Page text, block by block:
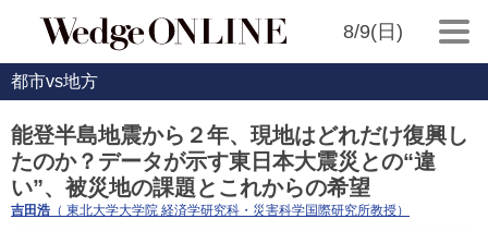
8/9(日)
都市vs地方
能登半島地震から２年、現地はどれだけ復興し
たのか？データが示す東日本大震災との“違
い”、被災地の課題とこれからの希望
吉田浩 （ 東北大学大学院 経済学研究科・災害科学国際研究所教授）